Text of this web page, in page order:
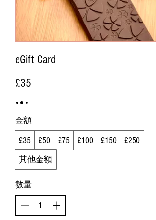
eGift Card
£35
金額
£35 £50 £75 £100 £150 £250
其他金額
數量